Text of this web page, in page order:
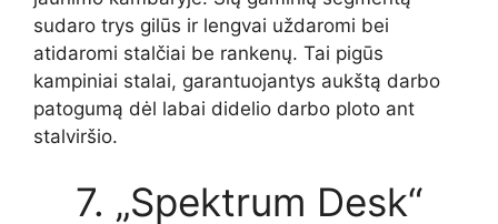
sudaro trys gilūs ir lengvai uždaromi bei
atidaromi stalčiai be rankenų. Tai pigūs
kampiniai stalai, garantuojantys aukštą darbo
patogumą dėl labai didelio darbo ploto ant
stalviršio.
7. „Spektrum Desk“